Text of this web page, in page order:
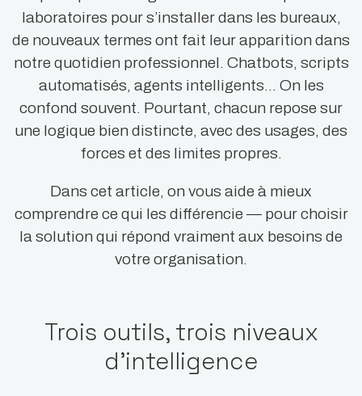
laboratoires pour s’installer dans les bureaux,
de nouveaux termes ont fait leur apparition dans
notre quotidien professionnel. Chatbots, scripts
automatisés, agents intelligents… On les
confond souvent. Pourtant, chacun repose sur
une logique bien distincte, avec des usages, des
forces et des limites propres.
Dans cet article, on vous aide à mieux
comprendre ce qui les différencie — pour choisir
la solution qui répond vraiment aux besoins de
votre organisation.
Trois outils, trois niveaux
d’intelligence